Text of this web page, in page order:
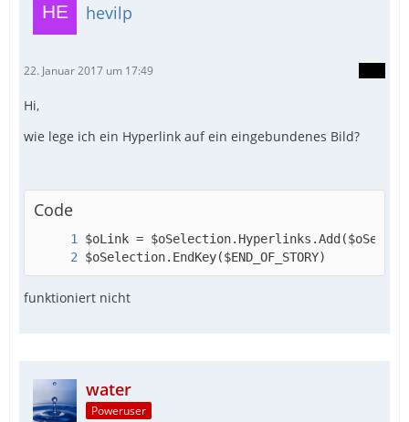
hevilp
22. Januar 2017 um 17:49
Hi,
wie lege ich ein Hyperlink auf ein eingebundenes Bild?
Code
$oSelection.EndKey($END_OF_STORY)
funktioniert nicht
water
Poweruser